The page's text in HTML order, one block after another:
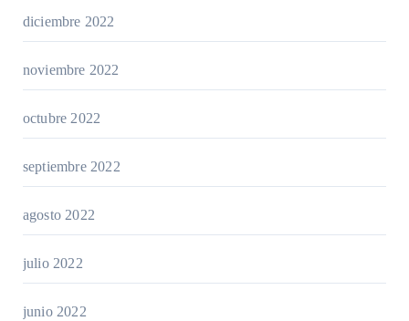
diciembre 2022
noviembre 2022
octubre 2022
septiembre 2022
agosto 2022
julio 2022
junio 2022